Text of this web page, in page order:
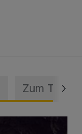
Zum Thema